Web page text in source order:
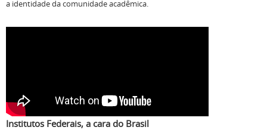
a identidade da comunidade acadêmica.
Institutos Federais, a cara do Brasil